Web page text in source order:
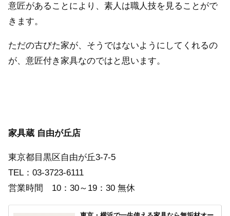
意匠があることにより、素人は職人技を見ることがで
きます。
ただの古びた家が、そうではないようにしてくれるの
が、意匠付き家具なのではと思います。
家具蔵 自由が丘店
東京都目黒区自由が丘3-7-5
TEL：03-3723-6111
営業時間 10：30～19：30 無休